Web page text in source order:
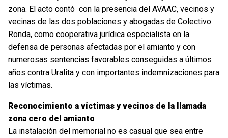
zona. El acto contó con la presencia del AVAAC, vecinos y
vecinas de las dos poblaciones y abogadas de Colectivo
Ronda, como cooperativa jurídica especialista en la
defensa de personas afectadas por el amianto y con
numerosas sentencias favorables conseguidas a últimos
años contra Uralita y con importantes indemnizaciones para
las víctimas.
Reconocimiento a víctimas y vecinos de la llamada
zona cero del amianto
La instalación del memorial no es casual que sea entre